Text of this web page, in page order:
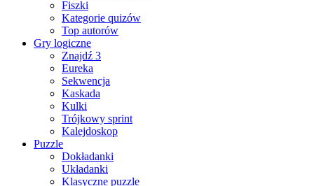
Fiszki
Kategorie quizów
Top autorów
Gry logiczne
Znajdź 3
Eureka
Sekwencja
Kaskada
Kulki
Trójkowy sprint
Kalejdoskop
Puzzle
Dokładanki
Układanki
Klasyczne puzzle